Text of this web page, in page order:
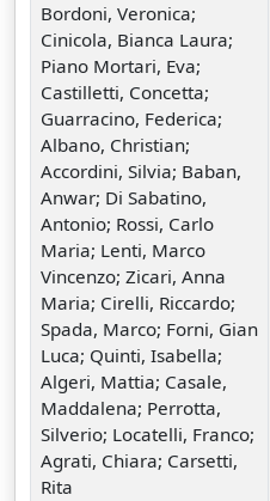
Bordoni, Veronica;
Cinicola, Bianca Laura;
Piano Mortari, Eva;
Castilletti, Concetta;
Guarracino, Federica;
Albano, Christian;
Accordini, Silvia; Baban,
Anwar; Di Sabatino,
Antonio; Rossi, Carlo
Maria; Lenti, Marco
Vincenzo; Zicari, Anna
Maria; Cirelli, Riccardo;
Spada, Marco; Forni, Gian
Luca; Quinti, Isabella;
Algeri, Mattia; Casale,
Maddalena; Perrotta,
Silverio; Locatelli, Franco;
Agrati, Chiara; Carsetti,
Rita